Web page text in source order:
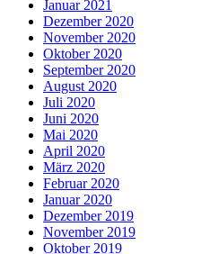
Januar 2021
Dezember 2020
November 2020
Oktober 2020
September 2020
August 2020
Juli 2020
Juni 2020
Mai 2020
April 2020
März 2020
Februar 2020
Januar 2020
Dezember 2019
November 2019
Oktober 2019